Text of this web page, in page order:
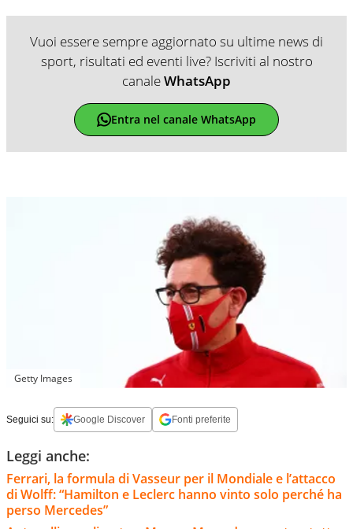
Vuoi essere sempre aggiornato su ultime news di
sport, risultati ed eventi live? Iscriviti al nostro
canaleWhatsApp
Entra nel canale WhatsApp
Getty Images
Seguici su: Google Discover Fonti preferite
Leggi anche:
Ferrari, la formula di Vasseur per il Mondiale e l’attacco
di Wolff: “Hamilton e Leclerc hanno vinto solo perché ha
perso Mercedes”